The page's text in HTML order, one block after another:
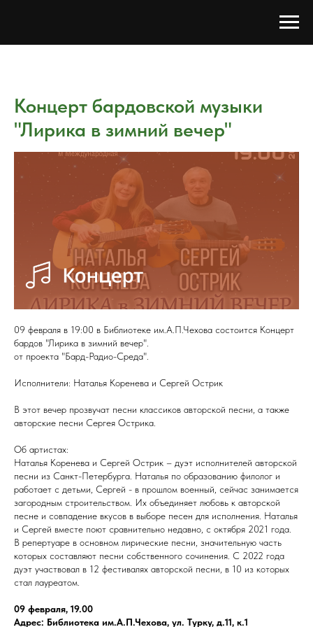
Концерт бардовской музыки
"Лирика в зимний вечер"
09 февраля в 19:00 в Библиотеке им.А.П.Чехова состоится Концерт
бардов "Лирика в зимний вечер".
от проекта "Бард-Радио-Среда".
Исполнители: Наталья Коренева и Сергей Острик
В этот вечер прозвучат песни классиков авторской песни, а также
авторские песни Сергея Острика.
Об артистах:
Наталья Коренева и Сергей Острик – дуэт исполнителей авторской
песни из Санкт-Петербурга. Наталья по образованию филолог и
работает с детьми, Сергей - в прошлом военный, сейчас занимается
загородным строительством. Их объединяет любовь к авторской
песне и совпадение вкусов в выборе песен для исполнения. Наталья
и Сергей вместе поют сравнительно недавно, с октября 2021 года.
В репертуаре в основном лирические песни, значительную часть
которых составляют песни собственного сочинения. С 2022 года
дуэт участвовал в 12 фестивалях авторской песни, в 10 из которых
стал лауреатом.
09 февраля, 19.00
Адрес: Библиотека им.А.П.Чехова, ул. Турку, д.11, к.1